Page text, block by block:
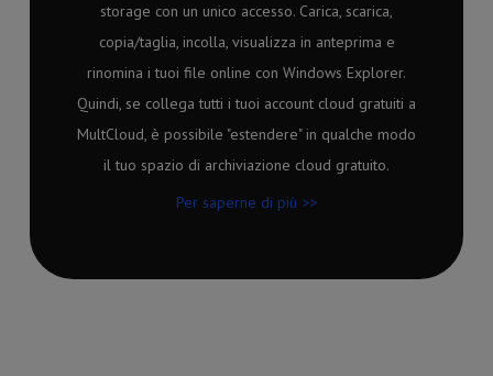
storage con un unico accesso. Carica, scarica,
copia/taglia, incolla, visualizza in anteprima e
rinomina i tuoi file online con Windows Explorer.
Quindi, se collega tutti i tuoi account cloud gratuiti a
MultCloud, è possibile "estendere" in qualche modo
il tuo spazio di archiviazione cloud gratuito.
Per saperne di più